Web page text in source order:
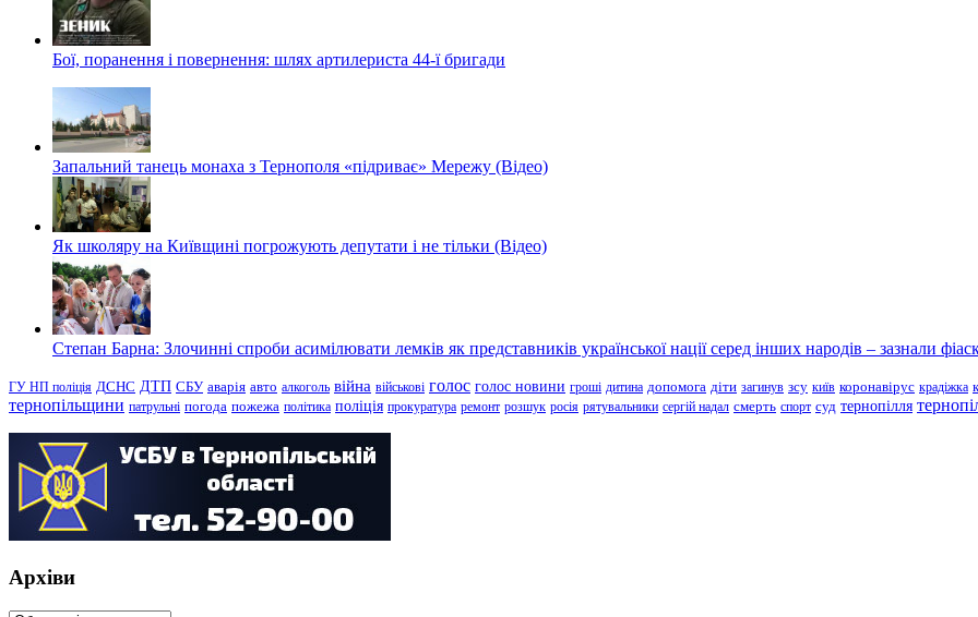
Бої, поранення і повернення: шлях артилериста 44-ї бригади
Запальний танець монаха з Тернополя «підриває» Мережу (Відео)
Як школяру на Київщині погрожують депутати і не тільки (Відео)
Степан Барна: Злочинні спроби асимілювати лемків як представників української нації серед інших народів – зазнали
ГУ НП поліція ДСНС ДТП СБУ аварія авто алкоголь війна військові голос голос новини гроші дитина допомога діти загинув зсу київ коронавірус крадіжка
тернопільщини патрульні погода пожежа політика поліція прокуратура ремонт розшук росія рятувальники сергій надал смерть спорт суд тернопілля
Архіви